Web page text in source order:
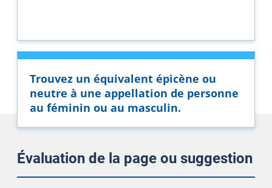
Trouvez un équivalent épicène ou
neutre à une appellation de personne
au féminin ou au masculin.
Évaluation de la page ou suggestion